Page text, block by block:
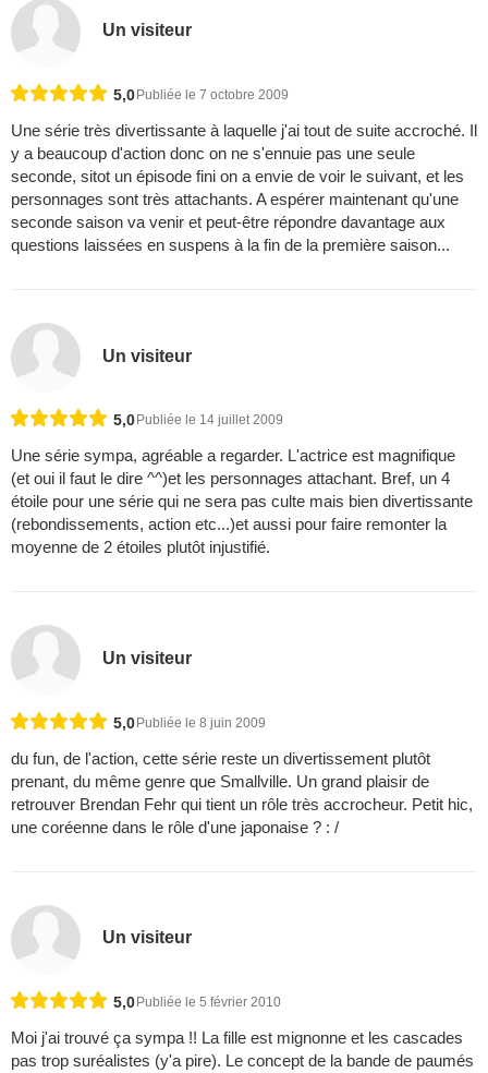
Un visiteur
5,0 Publiée le 7 octobre 2009
Une série très divertissante à laquelle j'ai tout de suite accroché. Il
y a beaucoup d'action donc on ne s'ennuie pas une seule
seconde, sitot un épisode fini on a envie de voir le suivant, et les
personnages sont très attachants. A espérer maintenant qu'une
seconde saison va venir et peut-être répondre davantage aux
questions laissées en suspens à la fin de la première saison...
Un visiteur
5,0 Publiée le 14 juillet 2009
Une série sympa, agréable a regarder. L'actrice est magnifique
(et oui il faut le dire ^^)et les personnages attachant. Bref, un 4
étoile pour une série qui ne sera pas culte mais bien divertissante
(rebondissements, action etc...)et aussi pour faire remonter la
moyenne de 2 étoiles plutôt injustifié.
Un visiteur
5,0Publiée le 8 juin 2009
du fun, de l'action, cette série reste un divertissement plutôt
prenant, du même genre que Smallville. Un grand plaisir de
retrouver Brendan Fehr qui tient un rôle très accrocheur. Petit hic,
une coréenne dans le rôle d'une japonaise ? : /
Un visiteur
5,0Publiée le 5 février 2010
Moi j'ai trouvé ça sympa !! La fille est mignonne et les cascades
pas trop suréalistes (y'a pire). Le concept de la bande de paumés